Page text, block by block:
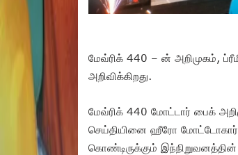
மேவ்ரிக் 440 – ன் அறிமுகம்,
அறிவிக்கிறது.
மேவ்ரிக் 440 மோட்டார் பைக்
செய்தியினை ஹீரோ
கொண்டிருக்கும்